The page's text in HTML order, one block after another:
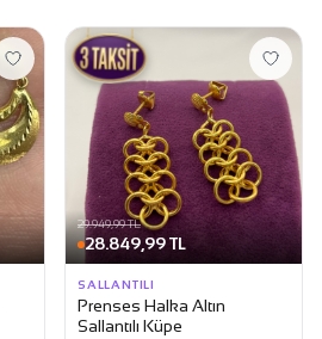
29.949,99 TL
28.849,99 TL
SALLANTILI
Prenses Halka Altın
Sallantılı Küpe